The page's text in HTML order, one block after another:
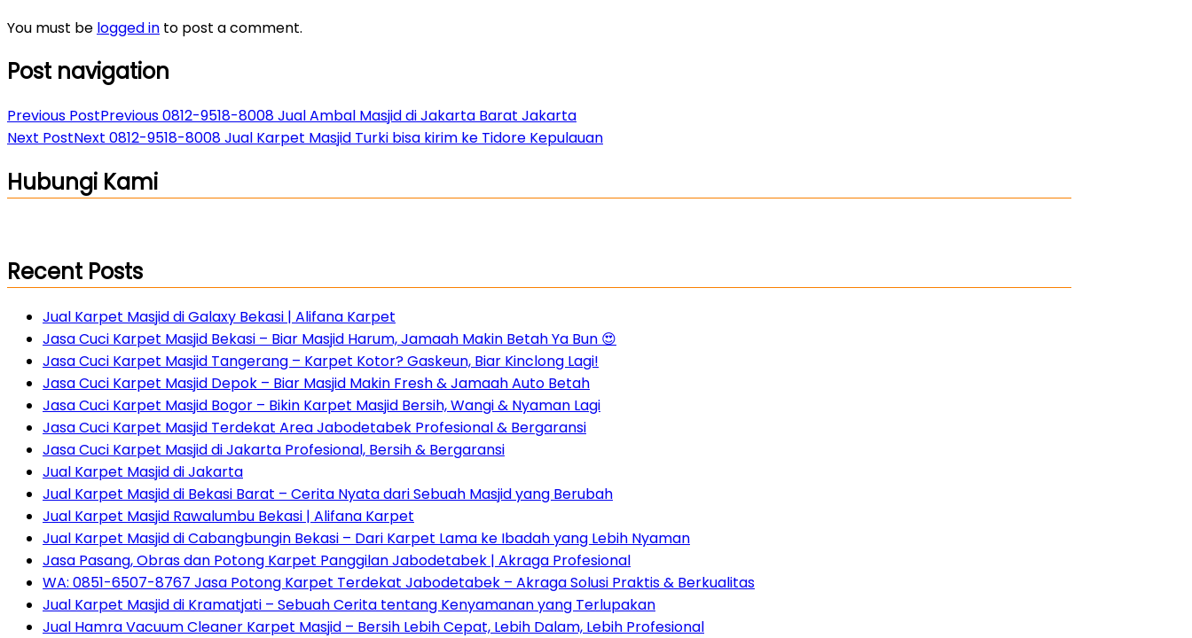
You must be logged in to post a comment.
Post navigation
Previous PostPrevious0812-9518-8008 Jual Ambal Masjid di Jakarta Barat Jakarta
Next PostNext 0812-9518-8008 Jual Karpet Masjid Turki bisa kirim ke Tidore Kepulauan
Hubungi Kami
Recent Posts
Jual Karpet Masjid di Galaxy Bekasi | Alifana Karpet
Jasa Cuci Karpet Masjid Bekasi – Biar Masjid Harum, Jamaah Makin Betah Ya Bun 😍
Jasa Cuci Karpet Masjid Tangerang – Karpet Kotor? Gaskeun, Biar Kinclong Lagi!
Jasa Cuci Karpet Masjid Depok – Biar Masjid Makin Fresh & Jamaah Auto Betah
Jasa Cuci Karpet Masjid Bogor – Bikin Karpet Masjid Bersih, Wangi & Nyaman Lagi
Jasa Cuci Karpet Masjid Terdekat Area Jabodetabek Profesional & Bergaransi
Jasa Cuci Karpet Masjid di Jakarta Profesional, Bersih & Bergaransi
Jual Karpet Masjid di Jakarta
Jual Karpet Masjid di Bekasi Barat – Cerita Nyata dari Sebuah Masjid yang Berubah
Jual Karpet Masjid Rawalumbu Bekasi | Alifana Karpet
Jual Karpet Masjid di Cabangbungin Bekasi – Dari Karpet Lama ke Ibadah yang Lebih Nyaman
Jasa Pasang, Obras dan Potong Karpet Panggilan Jabodetabek | Akraga Profesional
WA: 0851-6507-8767 Jasa Potong Karpet Terdekat Jabodetabek – Akraga Solusi Praktis & Berkualitas
Jual Karpet Masjid di Kramatjati – Sebuah Cerita tentang Kenyamanan yang Terlupakan
Jual Hamra Vacuum Cleaner Karpet Masjid – Bersih Lebih Cepat, Lebih Dalam, Lebih Profesional